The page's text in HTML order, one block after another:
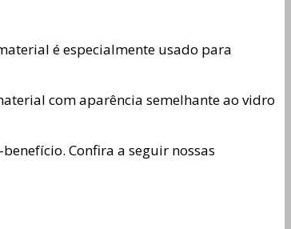
é especialmente usado para
com aparência semelhante ao vidro
Confira a seguir nossas